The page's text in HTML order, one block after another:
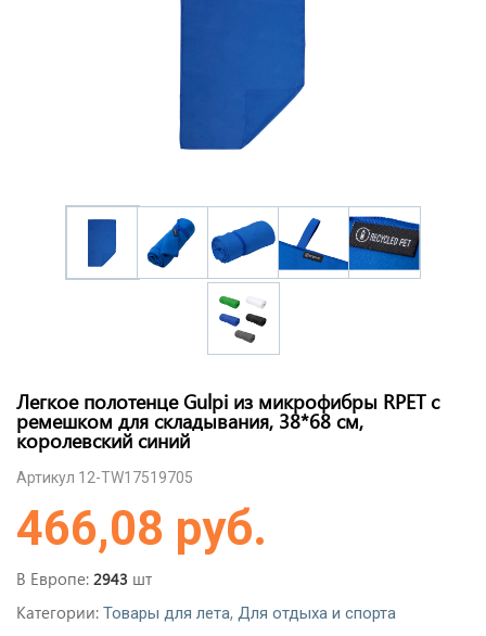
Легкое полотенце Gulpi из микрофибры RPET с
ремешком для складывания, 38*68 см,
королевский синий
Артикул 12-TW17519705
466,08 руб.
В Европе: 2943 шт
Категории: Товары для лета, Для отдыха и спорта